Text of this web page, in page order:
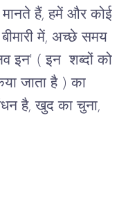
मानते हैं, हमें और कोई
में, अच्छे समय
इन' ( इन  शब्दों को
जाता है ) का
है, खुद का चुना,